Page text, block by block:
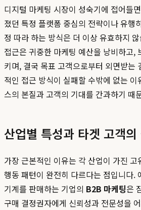
디지털 마케팅 시장이 성숙기에 접어들
졌던 특정 플랫폼 중심의 전략이나 유행
정 따라 하는 방식은 더 이상 유효하지
접근은 귀중한 마케팅 예산을 낭비하고,
키며, 결국 목표 고객으로부터 외면받는
적인 접근 방식이 실패할 수밖에 없는
스의 본질과 고객의 기대를 간과하기 때
산업별 특성과 타겟 고객
가장 근본적인 이유는 각 산업이 가진
행동 패턴이 완전히 다르다는 점입니다.
기계를 판매하는 기업의 B2B 마케팅은
구매 결정권자에게 신뢰성과 전문성을